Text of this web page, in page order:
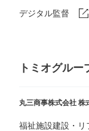
デジタル監督
トミオグルー
丸三商事株式会社 株
福祉施設建設・